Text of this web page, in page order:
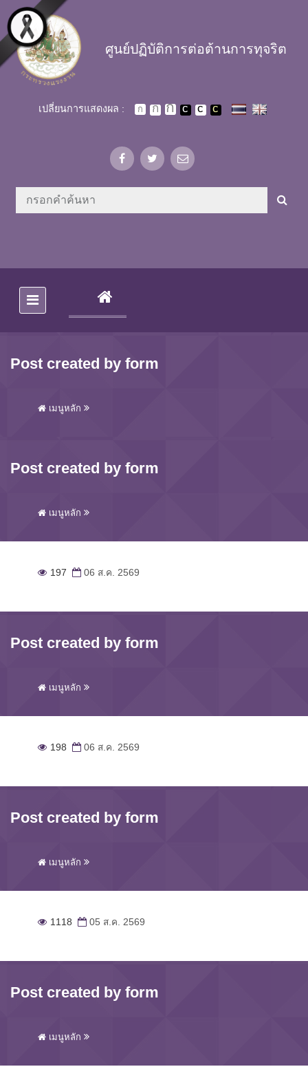
Skip to main content
ศูนย์ปฏิบัติการต่อต้านการทุจริต
เปลี่ยนการแสดงผล :
(CURRENT)
Post created by form
เมนูหลัก
Post created by form
เมนูหลัก
197 06 ส.ค. 2569
Post created by form
เมนูหลัก
198 06 ส.ค. 2569
Post created by form
เมนูหลัก
1118 05 ส.ค. 2569
Post created by form
เมนูหลัก